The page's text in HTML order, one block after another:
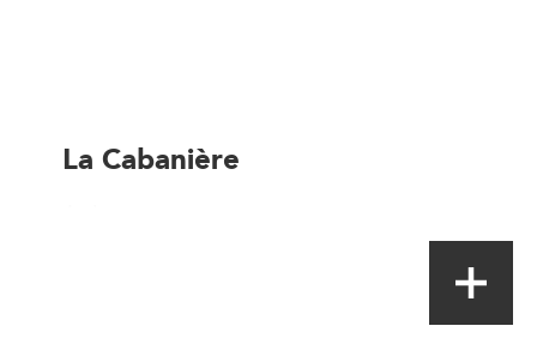
La Cabanière